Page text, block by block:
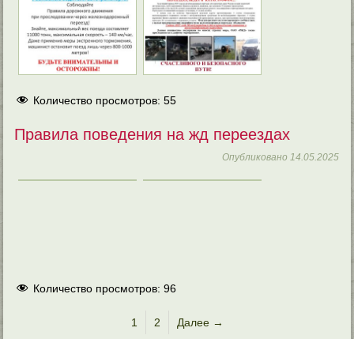
Количество просмотров: 55
Правила поведения на жд переездах
Опубликовано 14.05.2025
Количество просмотров: 96
1 2 Далее →